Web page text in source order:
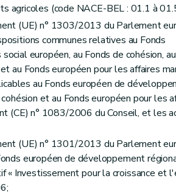
agricoles (code NACE-BEL : 01.1 à
(UE) n° 1303/2013 du Parlement
communes relatives au Fonds
européen, au Fonds de cohésion,
au Fonds européen pour les affaires
au Fonds européen de
et au Fonds européen pour les
(CE) n° 1083/2006 du Conseil, et les
(UE) n° 1301/2013 du Parlement
européen de développement
« Investissement pour la croissance et